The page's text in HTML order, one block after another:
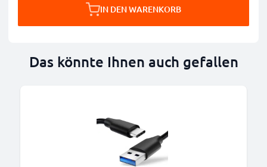
IN DEN WARENKORB
Das könnte Ihnen auch gefallen